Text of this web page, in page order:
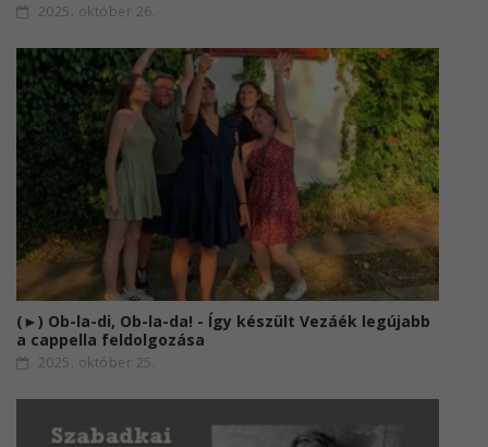
2025. október 26.
(►) Ob-la-di, Ob-la-da! - Így készült Vezáék legújabb
a cappella feldolgozása
2025. október 25.